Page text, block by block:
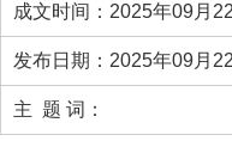
成文时间：2025年09月
发布日期：2025年09月
主 题 词：